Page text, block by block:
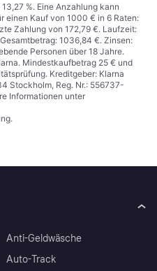
%. Eine Anzahlung kann
einen Kauf von 1000 € in 6 Raten:
Zahlung von 172,79 €. Laufzeit:
1036,84 €. Zinsen:
Personen über 18 Jahre.
Mindestkaufbetrag 25 € und
Kreditgeber: Klarna
Stockholm, Reg. Nr.: 556737-
Informationen unter
Anti-Geldwäsche
Auto-Track